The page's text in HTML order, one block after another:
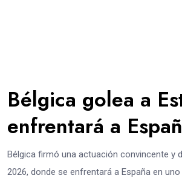
Bélgica golea a
enfrentará a
Bélgica firmó una actuación convincente y
2026, donde se enfrentará a España en